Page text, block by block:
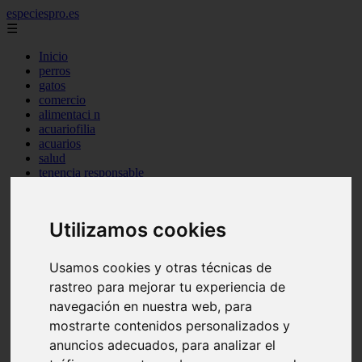
Utilizamos cookies
Usamos cookies y otras técnicas de
rastreo para mejorar tu experiencia de
navegación en nuestra web, para
mostrarte contenidos personalizados y
anuncios adecuados, para analizar el
especiespro.es
☰
Inicio
perros
gatos
comercio
alimentaci n
acuariofilia
acuarios
salud
tenencia responsable
marketing
peque os mam feros
verano
legislaci n
peluquer a
accesorios
peluquer a canina
complementos